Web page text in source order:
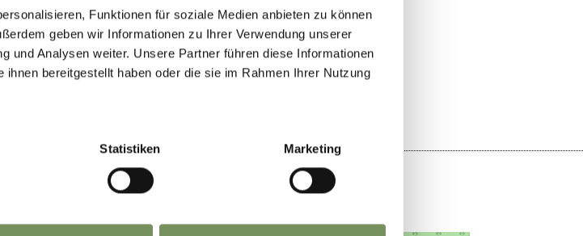
Funktionen für soziale Medien anbieten zu können
geben wir Informationen zu Ihrer Verwendung unserer
und Analysen weiter. Unsere Partner führen diese Informationen
bereitgestellt haben oder die sie im Rahmen Ihrer Nutzung
Statistiken Marketing
HELPFUL? YES NO